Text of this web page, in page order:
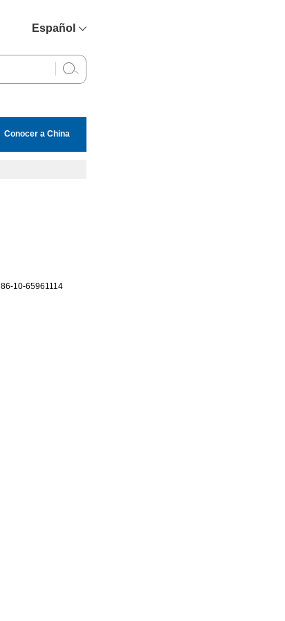
Español
English
Conocer a China
10-65961114